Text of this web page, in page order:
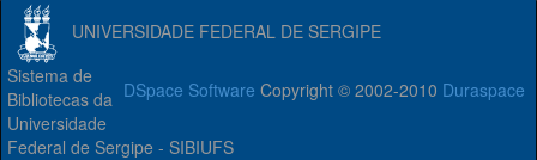
UNIVERSIDADE FEDERAL DE SERGIPE
DSpace Software Copyright © 2002-2010 Duraspace
Sistema de
Bibliotecas da
Universidade
Federal de Sergipe - SIBIUFS